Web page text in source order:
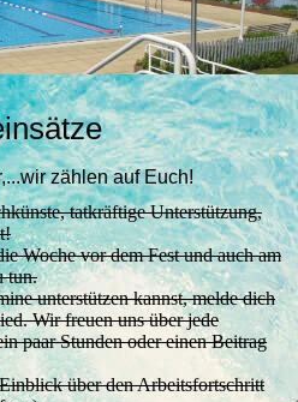
...wir zählen auf Euch!
tatkräftige Unterstützung,
Woche vor dem Fest und auch am
tun.
unterstützen kannst, melde dich
Wir freuen uns über jede
paar Stunden oder einen Beitrag
über den Arbeitsfortschritt